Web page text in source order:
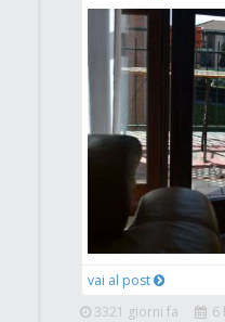
vai al post
3321 giorni fa
6